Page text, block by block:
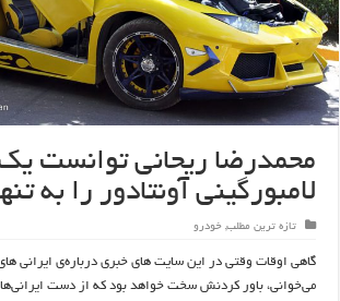
محمدرضا ریحانی توانست
لامبورگینی آونتادور را به
تازه ترین مطلب,خودرو
گاهی اوقات وقتی در اینسایت های خبریدرباره‌ی ایرانی
می‌خوانی، باور کردنش سخت خواهد بود که از دست ایرانی‌ها